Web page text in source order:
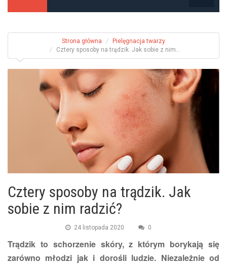
Strona główna
Pielęgnacja twarzy
Cztery sposoby na trądzik. Jak sobie z nim...
Cztery sposoby na trądzik. Jak
sobie z nim radzić?
24 listopada 2020 0
Trądzik to schorzenie skóry, z którym borykają się
zarówno młodzi jak i dorośli ludzie. Niezależnie od